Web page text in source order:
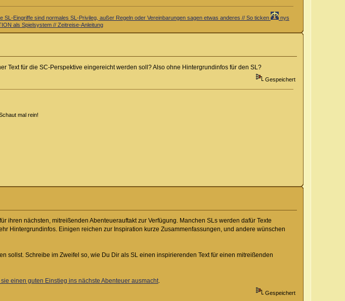
Eingriffe sind normales SL-Privileg, außer Regeln oder Vereinbarungen sagen etwas anderes // So ticken
nys
als Spielsystem // Zeitreise-Anleitung
Text für die SC-Perspektive eingereicht werden soll? Also ohne Hintergrundinfos für den SL?
Gespeichert
mal rein!
ihren nächsten, mitreißenden Abenteuerauftakt zur Verfügung. Manchen SLs werden dafür Texte
Hintergrundinfos. Einigen reichen zur Inspiration kurze Zusammenfassungen, und andere wünschen
sollst. Schreibe im Zweifel so, wie Du Dir als SL einen inspirierenden Text für einen mitreißenden
einen guten Einstieg ins nächste Abenteuer ausmacht.
Gespeichert